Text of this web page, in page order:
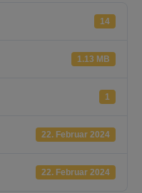
14
1.13 MB
1
22. Februar 2024
22. Februar 2024